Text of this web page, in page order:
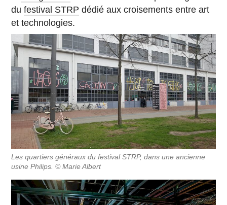
dufestival STRP dédié aux croisements entre art
et technologies.
Les quartiers généraux du festival STRP, dans une ancienne
usine Philips. © Marie Albert